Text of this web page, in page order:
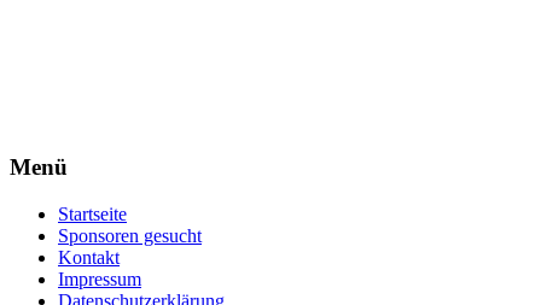
Menü
Startseite
Sponsoren gesucht
Kontakt
Impressum